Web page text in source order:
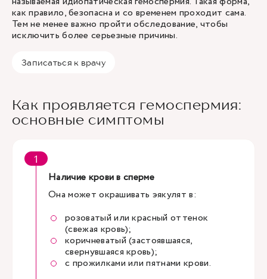
как правило, безопасна и со временем проходит сама.
Тем не менее важно пройти обследование, чтобы
исключить более серьезные причины.
Записаться к врачу
Как проявляется гемоспермия:
основные симптомы
Наличие крови в сперме
Она может окрашивать эякулят в:
розоватый или красный оттенок
(свежая кровь);
коричневатый (застоявшаяся,
свернувшаяся кровь);
с прожилками или пятнами крови.